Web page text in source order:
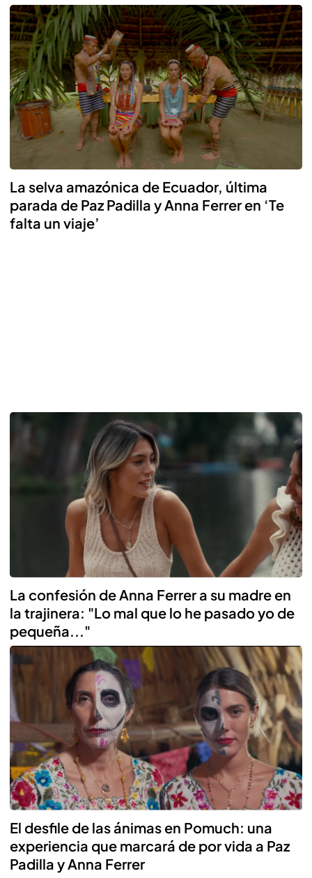
La selva amazónica de Ecuador, última
parada de Paz Padilla y Anna Ferrer en ‘Te
falta un viaje’
La confesión de Anna Ferrer a su madre en
la trajinera: "Lo mal que lo he pasado yo de
pequeña..."
El desfile de las ánimas en Pomuch: una
experiencia que marcará de por vida a Paz
Padilla y Anna Ferrer